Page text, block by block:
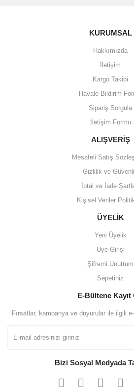
KURUMSAL
Hakkımızda
İletişim
Kargo Takibi
Havale Bildirim
Sipariş Sorgula
İletişim Formu
ALIŞVERİŞ
Mesafeli Satış
Gizlilik ve
İptal ve İade
Kişisel Veriler
ÜYELİK
Yeni Üyelik
Üye Girişi
Şifremi Unuttum
Sepetiniz
E-Bültene Kayıt
Fırsatlar, kampanya ve duyurular ile ilgili
Bizi Sosyal Medyada